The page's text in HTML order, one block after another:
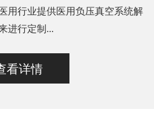
用行业提供医用负压真空系统解
进行定制...
看详情